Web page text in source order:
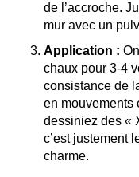
de l’accroche.
mur avec un
Application :
chaux pour 3-4
consistance de
en mouvements
dessiniez des «
c’est justement
charme.